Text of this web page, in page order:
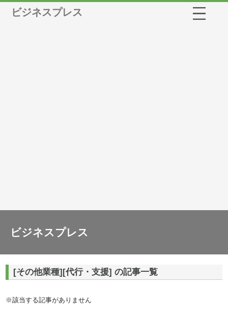
ビジネスプレス
ビジネスプレス
[その他業種][代行・支援] の記事一覧
※該当する記事がありません